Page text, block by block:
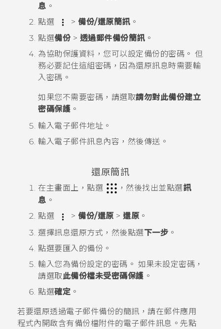
息 。
點選
> 備份/還原簡訊。
點選備份 > 透過郵件備份簡訊。
為協助保護資料，您可以設定備份的密碼。 但
務必要記住這組密碼，因為還原訊息時需要輸
入密碼。
如果您不需要密碼，請選取請勿對此備份建立
密碼保護 。
輸入電子郵件地址。
輸入電子郵件訊息內容，然後傳送。
還原簡訊
在主畫面上，點選 ，然後找出並點選訊
息 。
點選
> 備份/還原 > 還原 。
選擇訊息還原方式，然後點選下一步 。
點選要匯入的備份。
輸入您為備份設定的密碼。 如果未設定密碼，
請選取 此備份檔未受密碼保護 。
點選確定 。
若要還原透過電子郵件備份的簡訊，請在郵件應用
程式內開啟含有備份檔附件的電子郵件訊息。先點